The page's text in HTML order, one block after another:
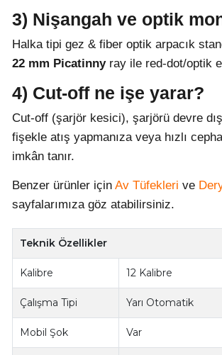
3) Nişangah ve optik
Halka tipi gez & fiber optik arpacık
22 mm Picatinnyray ile red-dot/optik
4) Cut-off ne işe yarar?
Cut-off (şarjör kesici), şarjörü devre
fişekle atış yapmanıza veya hızlı
imkân tanır.
Benzer ürünler için Av Tüfekleri ve
sayfalarımıza göz atabilirsiniz.
Teknik Özellikler
Kalibre 12 Kalibre
Çalışma Tipi Yarı Otomatik
Mobil Şok Var